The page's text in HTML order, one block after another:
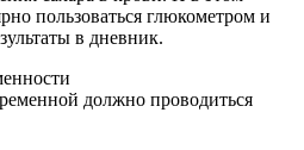
пользоваться глюкометром и
в дневник.
должно проводиться